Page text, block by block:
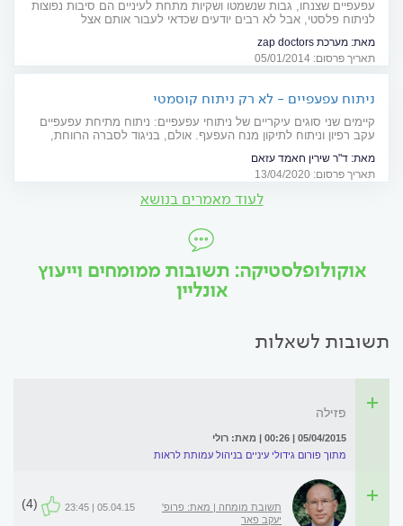
עפעפיים שצנחו, גבות שנשמטו ושקיות מתחת לעיניים הם סיבות נפוצות
לניתוח פלסטי, אבל לא רבים יודעים שכדאי לעבור אותם אצל
מאת: מערכת zap doctors
תאריך פרסום: 05/01/2014
ניתוח עפעפיים - לא רק ניתוח קוסמטי
קיימים שני סוגים עיקריים של ניתוחי עפעפיים: ניתוח מתיחת עפעפיים
עקב רפיון וניתוח לתיקון מנח העפעף. אולם, בניגוד לסברה הרווחת,
להם חשיבות רפואית
מאת: ד"ר שירין חאמד עזאם
תאריך פרסום: 13/04/2020
לעוד מאמרים בנושא
אוקולופלסטיקה: תשובות ממומחים וייעוץ
אונליין
תשובות לשאלות
פזילה
05/04/2015 | 00:26 | מאת: רולי
מתוך פורום גידולי עיניים בניהול עמותת לראות
תשובת מומחה | מאת: פרופ'
יעקב פאר
05.04.15 | 23:45
(4)